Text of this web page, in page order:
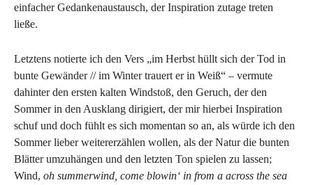
einfacher Gedankenaustausch, der Inspiration zutage treten
ließe.
Letztens notierte ich den Vers „im Herbst hüllt sich der Tod in
bunte Gewänder // im Winter trauert er in Weiß“ – vermute
dahinter den ersten kalten Windstoß, den Geruch, der den
Sommer in den Ausklang dirigiert, der mir hierbei Inspiration
schuf und doch fühlt es sich momentan so an, als würde ich den
Sommer lieber weitererzählen wollen, als der Natur die bunten
Blätter umzuhängen und den letzten Ton spielen zu lassen;
Wind, oh summerwind, come blowin‘ in from a across the sea